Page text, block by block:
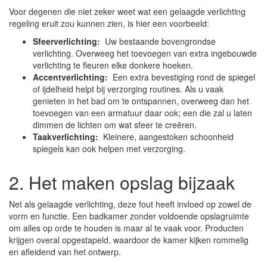
Voor degenen die niet zeker weet wat een gelaagde verlichting
regeling eruit zou kunnen zien, is hier een voorbeeld:
Sfeerverlichting: Uw bestaande bovengrondse
verlichting. Overweeg het toevoegen van extra ingebouwde
verlichting te fleuren elke donkere hoeken.
Accentverlichting: Een extra bevestiging rond de spiegel
of ijdelheid helpt bij verzorging routines. Als u vaak
genieten in het bad om te ontspannen, overweeg dan het
toevoegen van een armatuur daar ook; een die zal u laten
dimmen de lichten om wat sfeer te creëren.
Taakverlichting: Kleinere, aangestoken schoonheid
spiegels kan ook helpen met verzorging.
2. Het maken opslag bijzaak
Net als gelaagde verlichting, deze fout heeft invloed op zowel de
vorm en functie. Een badkamer zonder voldoende opslagruimte
om alles op orde te houden is maar al te vaak voor. Producten
krijgen overal opgestapeld, waardoor de kamer kijken rommelig
en afleidend van het ontwerp.